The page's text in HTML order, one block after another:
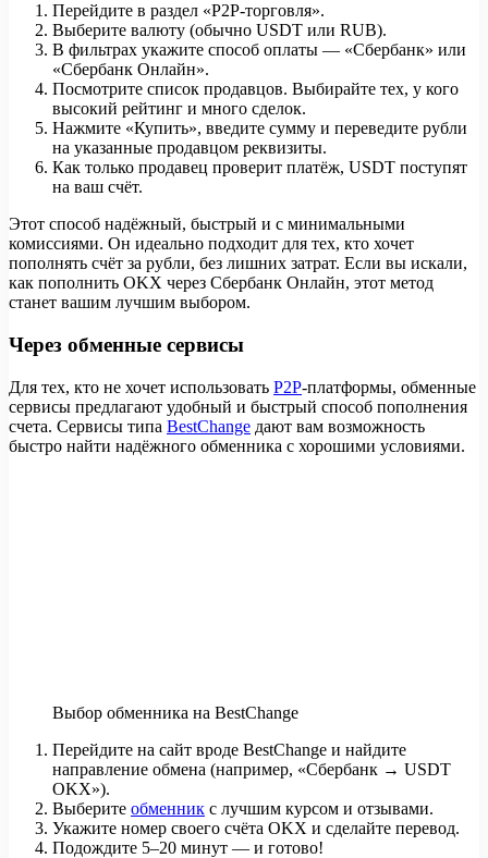
Перейдите в раздел «P2P-торговля».
Выберите валюту (обычно USDT или RUB).
В фильтрах укажите способ оплаты — «Сбербанк» или
«Сбербанк Онлайн».
Посмотрите список продавцов. Выбирайте тех, у кого
высокий рейтинг и много сделок.
Нажмите «Купить», введите сумму и переведите рубли
на указанные продавцом реквизиты.
Как только продавец проверит платёж, USDT поступят
на ваш счёт.
Этот способ надёжный, быстрый и с минимальными
комиссиями. Он идеально подходит для тех, кто хочет
пополнять счёт за рубли, без лишних затрат. Если вы искали,
как пополнить OKX через Сбербанк Онлайн, этот метод
станет вашим лучшим выбором.
Через обменные сервисы
Для тех, кто не хочет использовать P2P-платформы, обменные
сервисы предлагают удобный и быстрый способ пополнения
счета. Сервисы типа BestChange дают вам возможность
быстро найти надёжного обменника с хорошими условиями.
Выбор обменника на BestChange
Перейдите на сайт вроде BestChange и найдите
направление обмена (например, «Сбербанк → USDT
OKX»).
Выберите обменник с лучшим курсом и отзывами.
Укажите номер своего счёта OKX и сделайте перевод.
Подождите 5–20 минут — и готово!